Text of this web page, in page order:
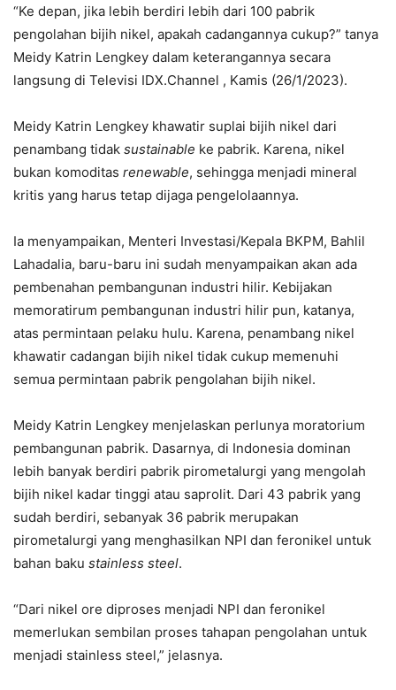
“Ke depan, jika lebih berdiri lebih dari 100 pabrik
pengolahan bijih nikel, apakah cadangannya cukup?” tanya
Meidy Katrin Lengkey dalam keterangannya secara
langsung di Televisi IDX.Channel , Kamis (26/1/2023).
Meidy Katrin Lengkey khawatir suplai bijih nikel dari
penambang tidak sustainable ke pabrik. Karena, nikel
bukan komoditas renewable, sehingga menjadi mineral
kritis yang harus tetap dijaga pengelolaannya.
Ia menyampaikan, Menteri Investasi/Kepala BKPM, Bahlil
Lahadalia, baru-baru ini sudah menyampaikan akan ada
pembenahan pembangunan industri hilir. Kebijakan
memoratirum pembangunan industri hilir pun, katanya,
atas permintaan pelaku hulu. Karena, penambang nikel
khawatir cadangan bijih nikel tidak cukup memenuhi
semua permintaan pabrik pengolahan bijih nikel.
Meidy Katrin Lengkey menjelaskan perlunya moratorium
pembangunan pabrik. Dasarnya, di Indonesia dominan
lebih banyak berdiri pabrik pirometalurgi yang mengolah
bijih nikel kadar tinggi atau saprolit. Dari 43 pabrik yang
sudah berdiri, sebanyak 36 pabrik merupakan
pirometalurgi yang menghasilkan NPI dan feronikel untuk
bahan baku stainless steel.
“Dari nikel ore diproses menjadi NPI dan feronikel
memerlukan sembilan proses tahapan pengolahan untuk
menjadi stainless steel,” jelasnya.